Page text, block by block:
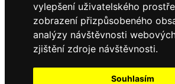
vylepšení uživatelského
zobrazení přizpůsobeného
analýzy návštěvnosti
zjištění zdroje návštěvnosti.
Souhlasím